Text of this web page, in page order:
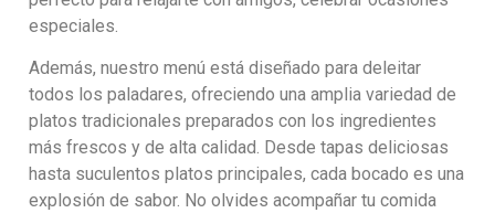
especiales.
Además, nuestro menú está diseñado para deleitar
todos los paladares, ofreciendo una amplia variedad de
platos tradicionales preparados con los ingredientes
más frescos y de alta calidad. Desde tapas deliciosas
hasta suculentos platos principales, cada bocado es una
explosión de sabor. No olvides acompañar tu comida